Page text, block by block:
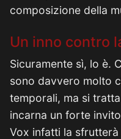
composizione della
Un inno contro
Sicuramente sì, lo è.
sono davvero molto
temporali, ma si
incarna un forte invito
Vox infatti la